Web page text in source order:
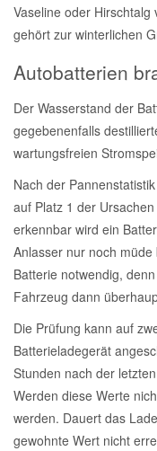
Vaseline oder
gehört zur winterlichen
Autobatterien
Der Wasserstand der
gegebenenfalls
wartungsfreien
Nach der
auf Platz 1 der
erkennbar wird ein
Anlasser nur noch
Batterie notwendig,
Fahrzeug dann
Die Prüfung kann auf
Batterieladegerät
Stunden nach der
Werden diese Werte
werden. Dauert das
gewohnte Wert nicht